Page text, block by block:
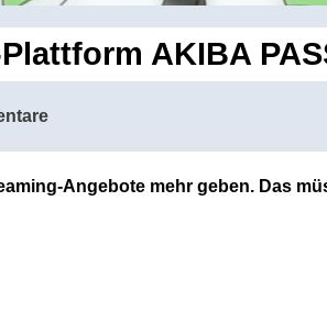
AKIBA
Angebote mehr geben. Das